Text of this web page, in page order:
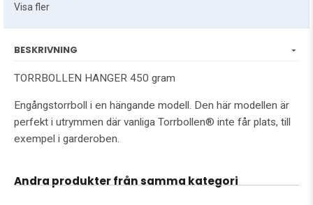
Visa fler
BESKRIVNING
TORRBOLLEN HANGER 450 gram
Engångstorrboll i en hängande modell. Den här modellen är
perfekt i utrymmen där vanliga Torrbollen® inte får plats, till
exempel i garderoben.
Andra produkter från samma kategori